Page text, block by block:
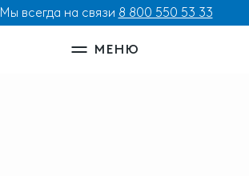
Мы всегда на связи 8 800 550 53 33
МЕНЮ